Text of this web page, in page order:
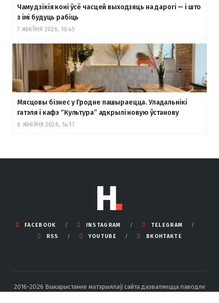
Чаму дзікія коні ўсё часцей выходзяць на дарогі — і што
з імі будуць рабіць
7 ЖНІЎНЯ 2026, 10:45
Мясцовы бізнес у Гродне пашыраецца. Уладальнікі
гатэля і кафэ “Культура” адкрылі новую ўстанову
6 ЖНІЎНЯ 2026, 14:17
FACEBOOK INSTAGRAM
TELEGRAM
RSS
YOUTUBE ВКОНТАКТЕ
2016-2026 Выкарыстанне матэрыялаў сайта дазваляецца паводле